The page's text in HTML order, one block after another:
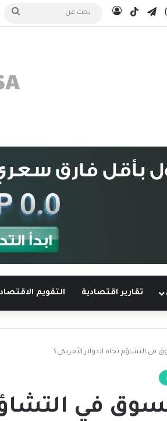
انستقرامتيلقرام‫TikTokتسجيل الدخول
تقارير اقتصادية التقويم
في التشاؤم تجاه الدولار الأمريكي؟
في